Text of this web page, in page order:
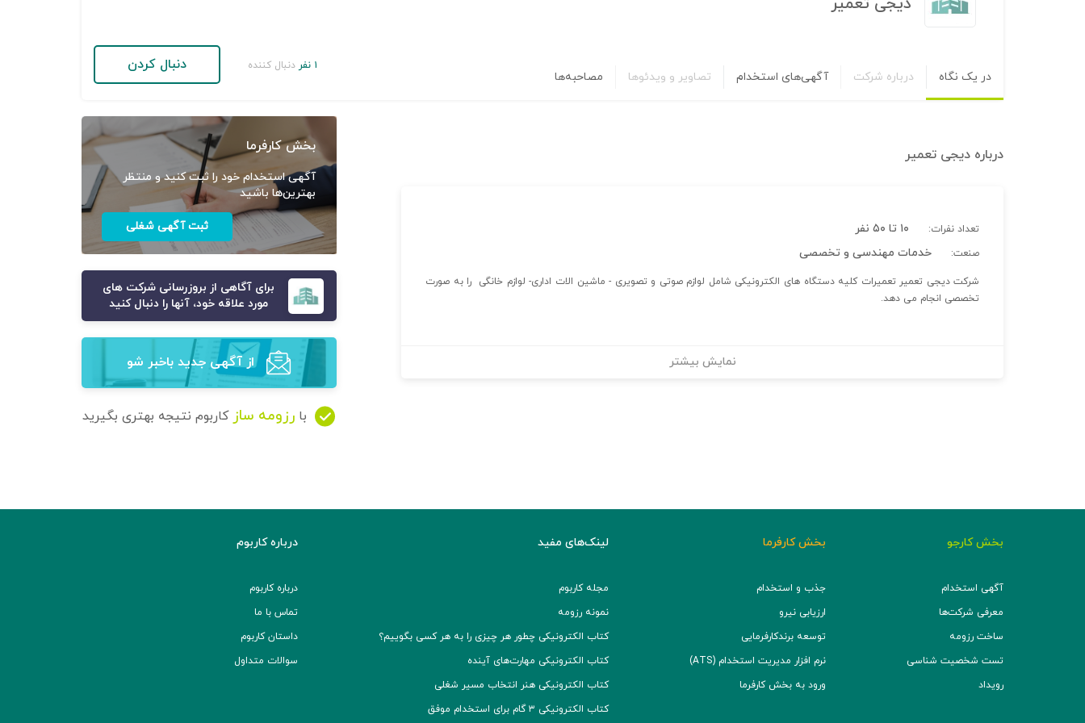
در یک نگاه درباره شرکت آگهی‌های استخدام تصاویر و ویدئوها مصاحبه‌ها
۱ نفر دنبال کننده دنبال کردن
درباره دیجی تعمیر
تعداد نفرات: ۱۰ تا ۵۰ نفر
صنعت: خدمات مهندسی و تخصصی
شرکت دیجی تعمیر تعمیرات کلیه دستگاه های الکترونیکی شامل لوازم صوتی و تصویری - ماشین الات اداری- لوازم خانگی را به صورت
تخصصی انجام می دهد.
نمایش بیشتر
بخش کارفرما
آگهی استخدام خود را ثبت کنید و منتظر
بهترین‌ها باشید
ثبت آگهی شغلی
برای آگاهی از بروزرسانی شرکت های
مورد علاقه خود، آنها را دنبال کنید
از آگهی‌ جدید باخبر شو
با رزومه ساز کاربوم نتیجه بهتری بگیرید
بخش کارجو
آگهی استخدام
معرفی شرکت‌ها
ساخت رزومه
تست شخصیت شناسی
رویداد
بخش کارفرما
جذب و استخدام
ارزیابی نیرو
توسعه برند‌کارفرمایی
نرم افزار مدیریت استخدام (ATS)
ورود به بخش کارفرما
لینک‌های مفید
مجله کاربوم
نمونه رزومه
کتاب الکترونیکی چطور هر چیزی را به هر کسی بگوییم؟
کتاب الکترونیکی مهارت‌های آینده
کتاب الکترونیکی هنر انتخاب مسیر شغلی
کتاب الکترونیکی ۳ گام برای استخدام موفق
درباره کاربوم
درباره کاربوم
تماس با ما
داستان کاربوم
سوالات متداول